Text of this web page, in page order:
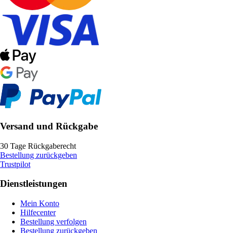
Versand und Rückgabe
30 Tage Rückgaberecht
Bestellung zurückgeben
Trustpilot
Dienstleistungen
Mein Konto
Hilfecenter
Bestellung verfolgen
Bestellung zurückgeben